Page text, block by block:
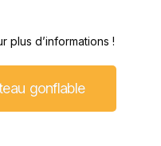
plus d’informations !
gonflable